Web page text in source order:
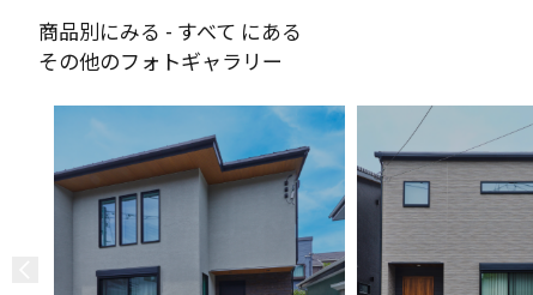
商品別にみる - すべて にある
その他のフォトギャラリー